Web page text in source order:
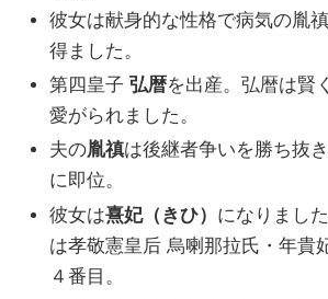
彼女は献身的な性格で病気の胤
得ました。
第四皇子弘暦を出産。弘暦は賢
愛がられました。
夫の胤禛は後継者争いを勝ち抜
に即位。
彼女は熹妃（きひ） になりまし
は孝敬憲皇后 烏喇那拉氏・年貴
４番目。